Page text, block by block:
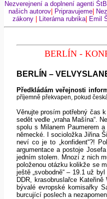
Nezverejnení a doplnení agenti ŠtB
našich autorov Pripravujeme
zákony
Literárna rubrika| Emil
BERLÍN -
BERLÍN –
Předkládám veřejnosti
příjemně překvapen, pokud
Věnujte prosím potřebný čas
sedět vedle „vraha Mašína“.
spolu s Milanem Paumerem
německé. I socioložka Jiřina
neví co je to „konfident“?!
argumentace a postoje
jedním stolem. Mnozí z nich
položenou otázku kolikže se
ještě „svobodně“ – 19.1 už
DDR, krasobruslařce
bývalé evropské komisařky
burcující poslech a